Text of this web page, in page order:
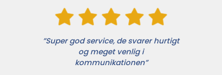
”Super god service, de svarer hurtigt
og meget venlig i
kommunikationen”